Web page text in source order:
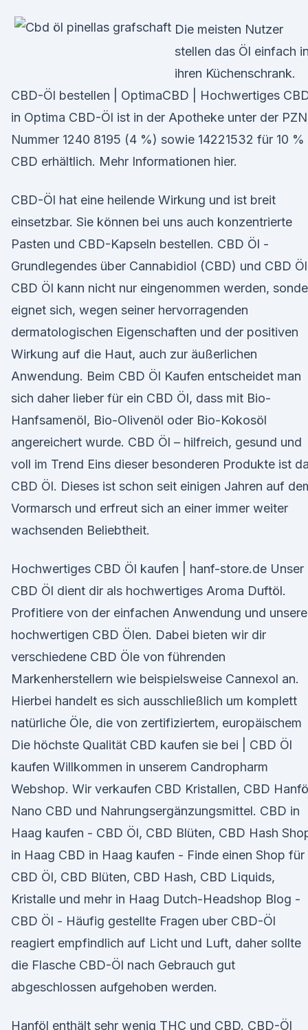
Die meisten Nutzer
stellen das Öl einfach
ihren Küchenschrank.
CBD-Öl bestellen | OptimaCBD | Hochwertiges
in Optima CBD-Öl ist in der Apotheke unter der PZN
Nummer 1240 8195 (4 %) sowie 14221532 für 10 %
CBD erhältlich. Mehr Informationen hier.
CBD-Öl hat eine heilende Wirkung und ist breit
einsetzbar. Sie können bei uns auch konzentrierte
Pasten und CBD-Kapseln bestellen. CBD Öl -
Grundlegendes über Cannabidiol (CBD) und CBD Öl
CBD Öl kann nicht nur eingenommen werden,
eignet sich, wegen seiner hervorragenden
dermatologischen Eigenschaften und der positiven
Wirkung auf die Haut, auch zur äußerlichen
Anwendung. Beim CBD Öl Kaufen entscheidet man
sich daher lieber für ein CBD Öl, dass mit Bio-
Hanfsamenöl, Bio-Olivenöl oder Bio-Kokosöl
angereichert wurde. CBD Öl – hilfreich, gesund und
voll im Trend Eins dieser besonderen Produkte ist
CBD Öl. Dieses ist schon seit einigen Jahren auf
Vormarsch und erfreut sich an einer immer weiter
wachsenden Beliebtheit.
Hochwertiges CBD Öl kaufen | hanf-store.de Unser
CBD Öl dient dir als hochwertiges Aroma Duftöl.
Profitiere von der einfachen Anwendung und
hochwertigen CBD Ölen. Dabei bieten wir dir
verschiedene CBD Öle von führenden
Markenherstellern wie beispielsweise Cannexol an.
Hierbei handelt es sich ausschließlich um komplett
natürliche Öle, die von zertifiziertem, europäischem
Die höchste Qualität CBD kaufen sie bei | CBD Öl
kaufen Willkommen in unserem Candropharm
Webshop. Wir verkaufen CBD Kristallen, CBD
Nano CBD und Nahrungsergänzungsmittel. CBD in
Haag kaufen - CBD Öl, CBD Blüten, CBD Hash
in Haag CBD in Haag kaufen - Finde einen Shop für
CBD Öl, CBD Blüten, CBD Hash, CBD Liquids,
Kristalle und mehr in Haag Dutch-Headshop Blog -
CBD Öl - Häufig gestellte Fragen uber CBD-Öl
reagiert empfindlich auf Licht und Luft, daher sollte
die Flasche CBD-Öl nach Gebrauch gut
abgeschlossen aufgehoben werden.
Hanföl enthält sehr wenig THC und CBD. CBD-Öl